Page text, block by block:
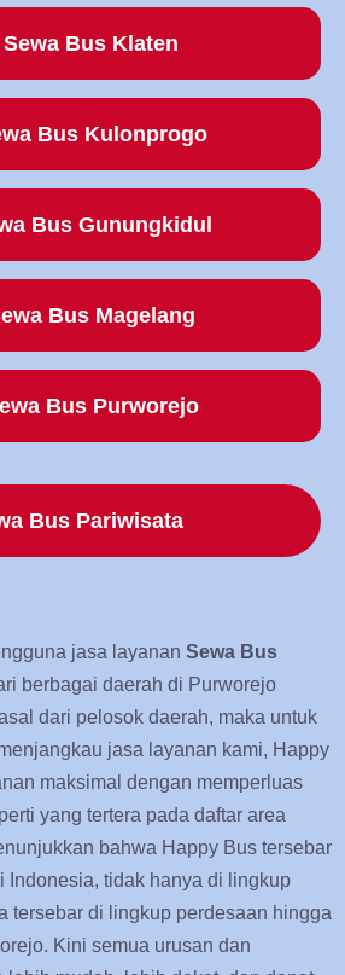
Sewa Bus Klaten
Bus Kulonprogo
Bus Gunungkidul
Bus Magelang
Bus Purworejo
Bus Pariwisata
jasa layanan Sewa Bus
berbagai daerah di Purworejo
dari pelosok daerah, maka untuk
jasa layanan kami, Happy
maksimal dengan memperluas
yang tertera pada daftar area
bahwa Happy Bus tersebar
Indonesia, tidak hanya di lingkup
tersebar di lingkup perdesaan hingga
Kini semua urusan dan